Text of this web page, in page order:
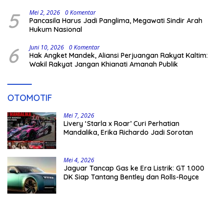
5 Mei 2, 2026 0 Komentar
Pancasila Harus Jadi Panglima, Megawati Sindir Arah
Hukum Nasional
6 Juni 10, 2026 0 Komentar
Hak Angket Mandek, Aliansi Perjuangan Rakyat Kaltim:
Wakil Rakyat Jangan Khianati Amanah Publik
OTOMOTIF
Mei 7, 2026
Livery ‘Starla x Roar’ Curi Perhatian
Mandalika, Erika Richardo Jadi Sorotan
Mei 4, 2026
Jaguar Tancap Gas ke Era Listrik: GT 1.000
DK Siap Tantang Bentley dan Rolls-Royce